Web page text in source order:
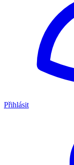
Přihlásit